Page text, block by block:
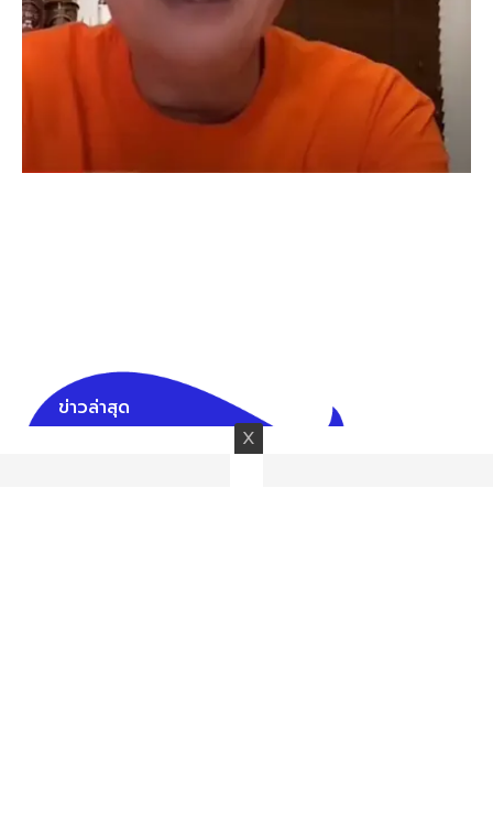
ข่าวล่าสุด